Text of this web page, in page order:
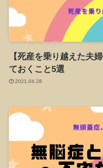
【死産を乗り越えた夫
ておくこと5選
2021.04.28